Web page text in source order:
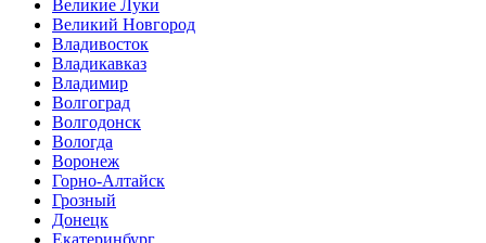
Великие Луки
Великий Новгород
Владивосток
Владикавказ
Владимир
Волгоград
Волгодонск
Вологда
Воронеж
Горно-Алтайск
Грозный
Донецк
Екатеринбург